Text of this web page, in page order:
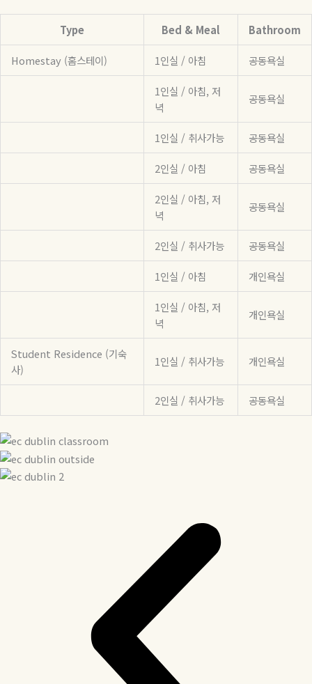
Type Bed & Meal Bathroom
Homestay (홈스테이) 1인실 / 아침 공동욕실
1인실 / 아침, 저
녁
공동욕실
1인실 / 취사가능 공동욕실
2인실 / 아침 공동욕실
2인실 / 아침, 저
녁
공동욕실
2인실 / 취사가능 공동욕실
1인실 / 아침 개인욕실
1인실 / 아침, 저
녁
개인욕실
Student Residence (기숙
사)
1인실 / 취사가능 개인욕실
2인실 / 취사가능 공동욕실